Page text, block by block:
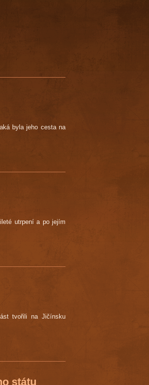
byla jeho cesta na
utrpení a po jejím
tvořili na Jičínsku
státu